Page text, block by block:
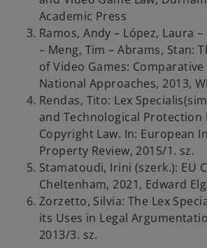
Academic Press
Ramos, Andy – López, Laura
– Meng, Tim – Abrams, Stan:
of Video Games:
National Approaches, 2013,
Rendas, Tito: Lex
and Technological Protection
Copyright Law. In: European
Property Review, 2015/1. sz.
Stamatoudi, Irini (szerk.): EU
Cheltenham, 2021, Edward
Zorzetto, Silvia: The Lex
its Uses in Legal
2013/3. sz.